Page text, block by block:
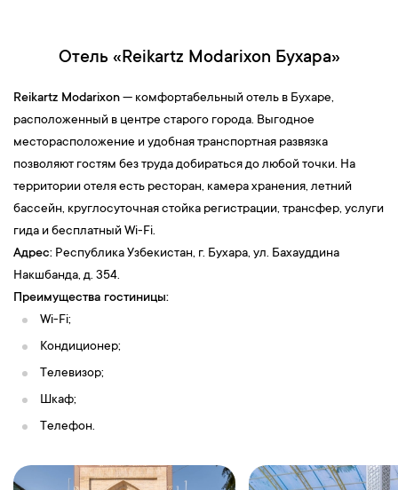
Отель «Reikartz Modarixon Бухара»
Reikartz Modarixon— комфортабельный отель в Бухаре,
расположенный в центре старого города. Выгодное
месторасположение и удобная транспортная развязка
позволяют гостям без труда добираться до любой точки. На
территории отеля есть ресторан, камера хранения, летний
бассейн, круглосуточная стойка регистрации, трансфер, услуги
гида и бесплатный Wi-Fi.
Адрес: Республика Узбекистан, г. Бухара, ул. Бахауддина
Накшбанда, д. 354.
Преимущества гостиницы:
Wi-Fi;
Кондиционер;
Телевизор;
Шкаф;
Телефон.